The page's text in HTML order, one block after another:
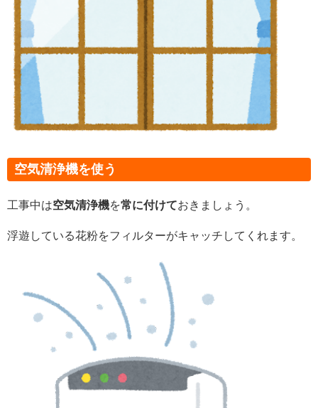
空気清浄機を使う
工事中は空気清浄機を常に付けておきましょう。
浮遊している花粉をフィルターがキ ャッチしてくれます。